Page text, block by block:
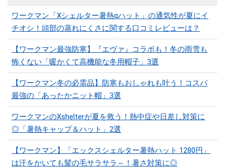
ワークマン「Xシェルター暑熱αハット」の通気性が夏にイ
チオシ！頭部の蒸れにくさに関する口コミレビューは？
【ワークマン最強防寒】『エヴァ』コラボも！冬の雨雪も
怖くない「暖かくて高機能な冬用帽子」3選
【ワークマン冬の必需品】防寒もおしゃれも叶う！コスパ
最強の「あったかニット帽」3選
ワークマンのXshelterが夏を救う！熱中症や日差し対策に
◎「暑熱キャップ＆ハット」2選
【ワークマン】「エックスシェルター暑熱ハット 1280円」
は汗をかいても髪の毛サラサラ～！暑さ対策に◎